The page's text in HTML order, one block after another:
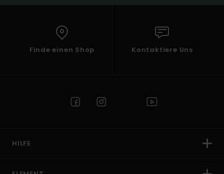
Finde einen Shop Kontaktiere Uns
HILFE